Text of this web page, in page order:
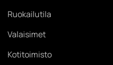
Ruokailutila
Valaisimet
Kotitoimisto